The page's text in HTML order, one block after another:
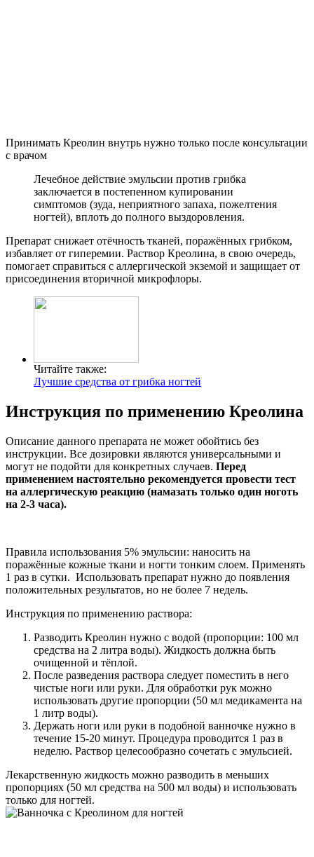
Принимать Креолин внутрь нужно только после консультации
с врачом
Лечебное действие эмульсии против грибка
заключается в постепенном купировании
симптомов (зуда, неприятного запаха, пожелтения
ногтей), вплоть до полного выздоровления.
Препарат снижает отёчность тканей, поражённых грибком,
избавляет от гиперемии. Раствор Креолина, в свою очередь,
помогает справиться с аллергической экземой и защищает от
присоединения вторичной микрофлоры.
Читайте также:
Лучшие средства от грибка ногтей
Инструкция по применению Креолина
Описание данного препарата не может обойтись без
инструкции. Все дозировки являются универсальными и
могут не подойти для конкретных случаев. Перед
применением настоятельно рекомендуется провести тест
на аллергическую реакцию (намазать только один ноготь
на 2-3 часа).
Правила использования 5% эмульсии: наносить на
поражённые кожные ткани и ногти тонким слоем. Применять
1 раз в сутки. Использовать препарат нужно до появления
положительных результатов, но не более 7 недель.
Инструкция по применению раствора:
Разводить Креолин нужно с водой (пропорции: 100 мл
средства на 2 литра воды). Жидкость должна быть
очищенной и тёплой.
После разведения раствора следует поместить в него
чистые ноги или руки. Для обработки рук можно
использовать другие пропорции (50 мл медикамента на
1 литр воды).
Держать ноги или руки в подобной ванночке нужно в
течение 15-20 минут. Процедура проводится 1 раз в
неделю. Раствор целесообразно сочетать с эмульсией.
Лекарственную жидкость можно разводить в меньших
пропорциях (50 мл средства на 500 мл воды) и использовать
только для ногтей.